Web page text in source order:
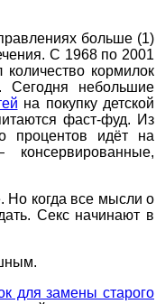
больше (1)
С 1968 по 2001
кормилок
Сегодня небольшие
на покупку детской
фаст-фуд. Из
процентов идёт на
Но когда все мысли о
Секс начинают в
для замены старого